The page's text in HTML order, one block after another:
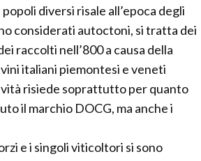
diversi risale all’epoca degli
considerati autoctoni, si tratta dei
raccolti nell’800 a causa della
italiani piemontesi e veneti
risiede soprattutto per quanto
il marchio DOCG, ma anche i
e i singoli viticoltori si sono